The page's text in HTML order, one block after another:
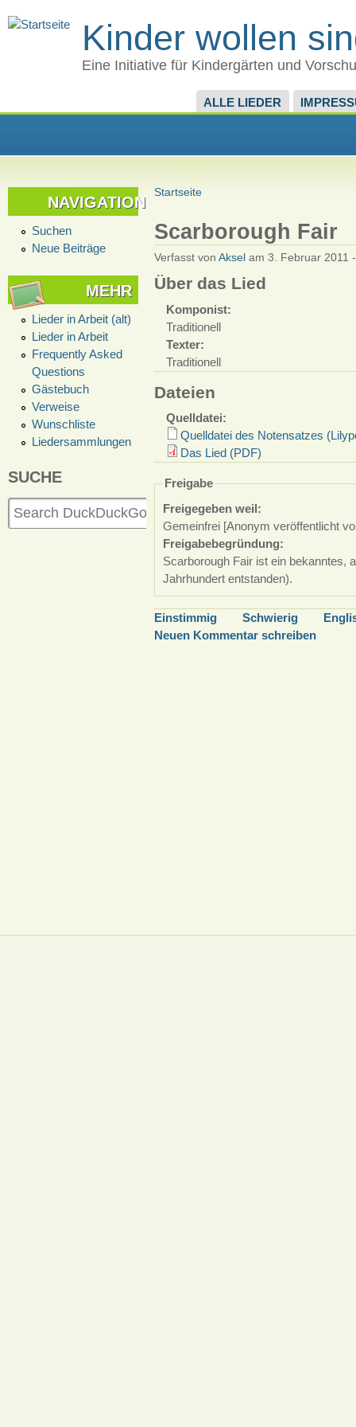
Kinder wollen
Eine Initiative für Kindergärten und
ALLE LIEDER
NAVIGATION
Suchen
Neue Beiträge
MEHR
Lieder in Arbeit (alt)
Lieder in Arbeit
Frequently Asked
Questions
Gästebuch
Verweise
Wunschliste
Liedersammlungen
SUCHE
Startseite
Scarborough Fair
Verfasst von Aksel am 3. Februar 2011
Über das Lied
Komponist:
Traditionell
Texter:
Traditionell
Dateien
Quelldatei:
Quelldatei des Notensatzes
Das Lied (PDF)
Freigabe
Freigegeben weil:
Gemeinfrei [Anonym veröffentlicht
Freigabebegründung:
Scarborough Fair ist ein bekanntes,
Jahrhundert entstanden).
Einstimmig Schwierig
Neuen Kommentar schreiben